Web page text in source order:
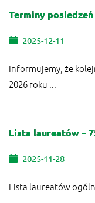
Terminy
2025-12-11
Informujemy, że
2026 roku ...
Lista laureatów –
2025-11-28
Lista laureatów